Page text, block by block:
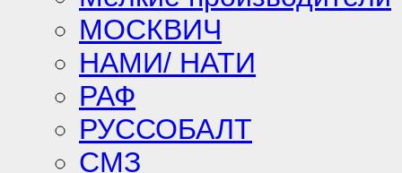
МОСКВИЧ
НАМИ/ НАТИ
РАФ
РУССОБАЛТ
СМЗ